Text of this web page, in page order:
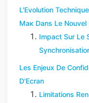
L'Evolution
Мак Dans Le Nouvel
Impact Sur Le
Les Enjeux De
D'Ecran
Limitations